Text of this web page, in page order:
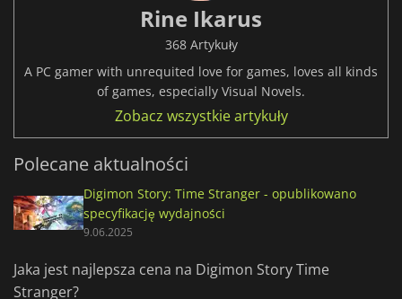
Rine Ikarus
368 Artykuły
A PC gamer with unrequited love for games, loves all kinds
of games, especially Visual Novels.
Zobacz wszystkie artykuły
Polecane aktualności
Digimon Story: Time Stranger - opublikowano
specyfikację wydajności
9.06.2025
Jaka jest najlepsza cena na Digimon Story Time
Stranger?